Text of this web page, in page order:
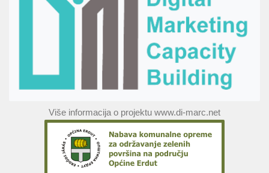
Više informacija o projektu www.di-marc.net